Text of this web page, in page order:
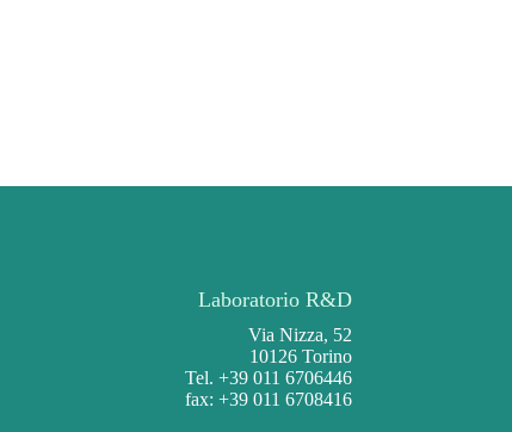
Laboratorio R&D
Via Nizza, 52
10126 Torino
Tel. +39 011 6706446
fax: +39 011 6708416